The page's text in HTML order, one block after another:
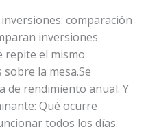
comparación
inversiones
repite el mismo
la mesa.Se
de rendimiento anual. Y
Qué ocurre
todos los días.